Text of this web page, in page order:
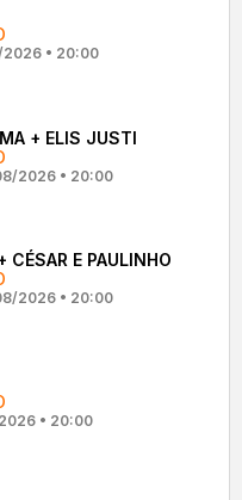
• 20:00
+ ELIS JUSTI
2026 • 20:00
CÉSAR E PAULINHO
2026 • 20:00
• 20:00